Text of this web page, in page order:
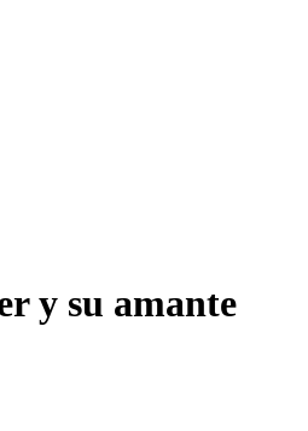
y su amante